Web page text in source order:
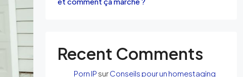
Recent Comments
Porn IP surConseils pour un homestaging